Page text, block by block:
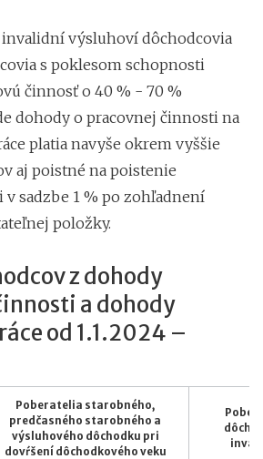
výsluhoví dôchodcovia
s poklesom schopnosti
činnosť o 40 % - 70 %
dohody o pracovnej činnosti na
platia navyše okrem vyššie
aj poistné na poistenie
sadzbe 1 % po zohľadnení
položky.
z dohody
a dohody
od 1.1.2024 –
Poberatelia starobného,
predčasného starobného a
výsluhového dôchodku pri
dovŕšení dôchodkového veku